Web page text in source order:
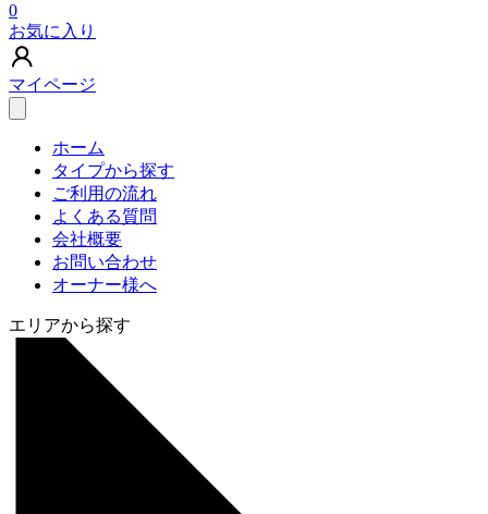
0
お気に入り
マイページ
ホーム
タイプから探す
ご利用の流れ
よくある質問
会社概要
お問い合わせ
オーナー様へ
エリアから探す